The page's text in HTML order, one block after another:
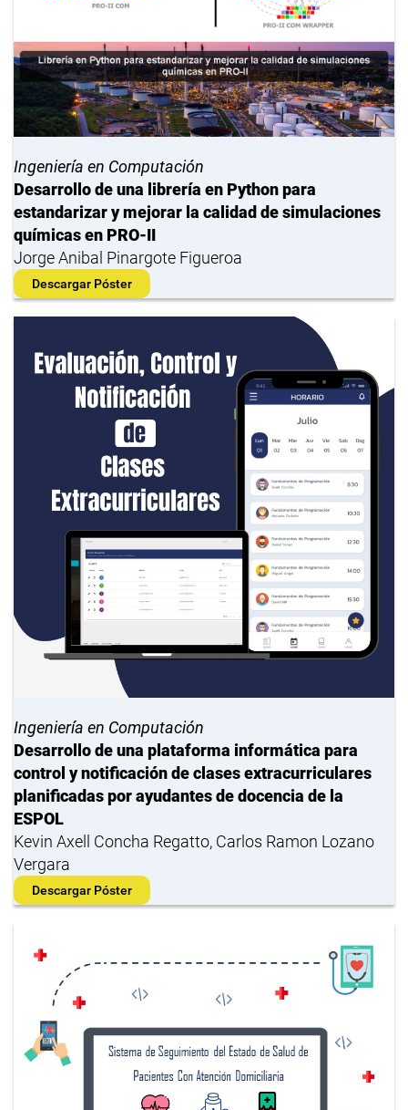
Ingeniería en Computación
Desarrollo de una librería en Python para
estandarizar y mejorar la calidad de simulaciones
químicas en PRO-II
Jorge Anibal Pinargote Figueroa
Descargar Póster
Ingeniería en Computación
Desarrollo de una plataforma informática para
control y notificación de clases extracurriculares
planificadas por ayudantes de docencia de la
ESPOL
Kevin Axell Concha Regatto, Carlos Ramon Lozano
Vergara
Descargar Póster